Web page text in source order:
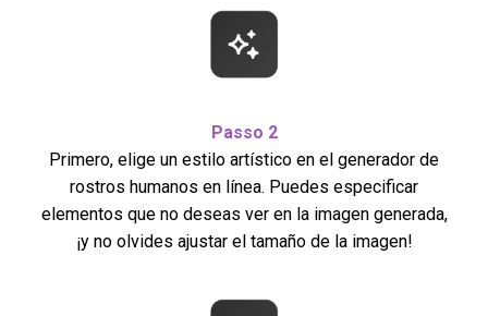
Passo 2
Primero, elige un estilo artístico en el generador de
rostros humanos en línea. Puedes especificar
elementos que no deseas ver en la imagen generada,
¡y no olvides ajustar el tamaño de la imagen!